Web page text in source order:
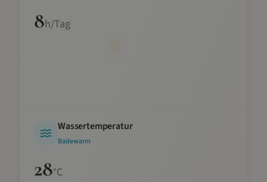
8h/Tag
Wassertemperatur
Badewarm
28°C